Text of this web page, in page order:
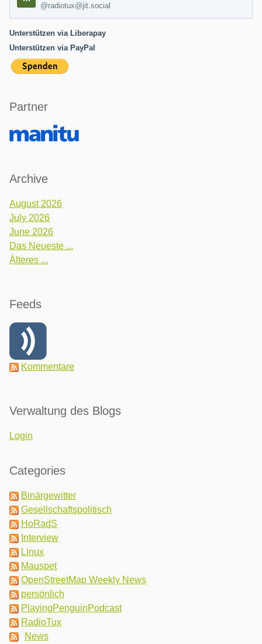
@radiotux@jit.social
Unterstützen via Liberapay
Unterstützen via PayPal
Partner
Archive
August 2026
July 2026
June 2026
Das Neueste ...
Älteres ...
Feeds
Kommentare
Verwaltung des Blogs
Login
Categories
Binärgewitter
Gesellschaftspolitisch
HoRadS
Interview
Linux
Mauspet
OpenStreetMap Weekly News
persönlich
PlayingPenguinPodcast
RadioTux
News